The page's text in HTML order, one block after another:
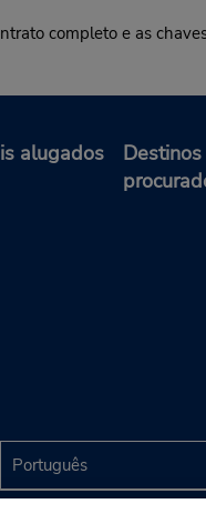
completo e as
alugados